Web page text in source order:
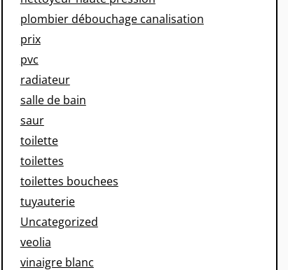
plombier débouchage canalisation
prix
pvc
radiateur
salle de bain
saur
toilette
toilettes
toilettes bouchees
tuyauterie
Uncategorized
veolia
vinaigre blanc